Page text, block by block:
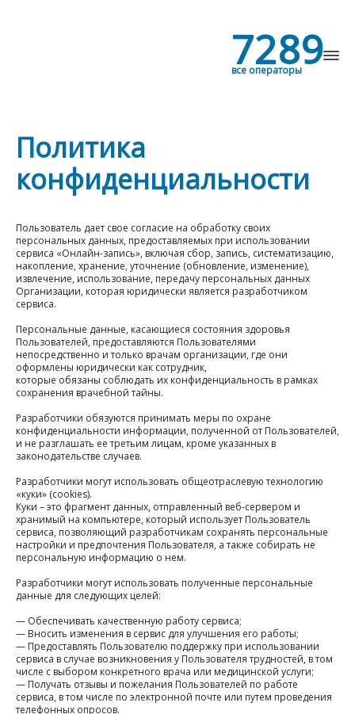
7289
все операторы
Политика
конфиденциальности
Пользователь дает свое согласие на обработку своих
персональных данных, предоставляемых при использовании
сервиса «Онлайн-запись», включая сбор, запись, систематизацию,
накопление, хранение, уточнение (обновление, изменение),
извлечение, использование, передачу персональных данных
Организации, которая юридически является разработчиком
сервиса.
Персональные данные, касающиеся состояния здоровья
Пользователей, предоставляются Пользователями
непосредственно и только врачам организации, где они
оформлены юридически как сотрудник,
которые обязаны соблюдать их конфиденциальность в рамках
сохранения врачебной тайны.
Разработчики обязуются принимать меры по охране
конфиденциальности информации, полученной от Пользователей,
и не разглашать ее третьим лицам, кроме указанных в
законодательстве случаев.
Разработчики могут использовать общеотраслевую технологию
«куки» (cookies).
Куки – это фрагмент данных, отправленный веб-сервером и
хранимый на компьютере, который использует Пользователь
сервиса, позволяющий разработчикам сохранять персональные
настройки и предпочтения Пользователя, а также собирать не
персональную информацию о нем.
Разработчики могут использовать полученные персональные
данные для следующих целей:
— Обеспечивать качественную работу сервиса;
— Вносить изменения в сервис для улучшения его работы;
— Предоставлять Пользователю поддержку при использовании
сервиса в случае возникновения у Пользователя трудностей, в том
числе с выбором конкретного врача или медицинской услуги;
— Получать отзывы и пожелания Пользователей по работе
сервиса, в том числе по электронной почте или путем проведения
телефонных опросов.